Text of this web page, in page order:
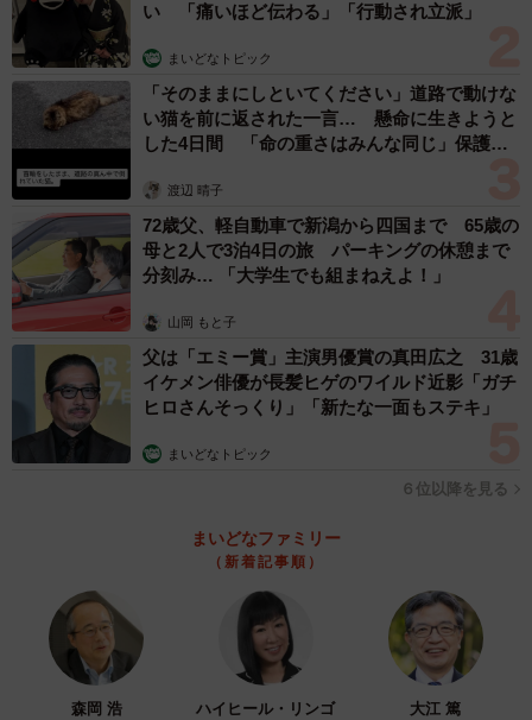
い 「痛いほど伝わる」「行動され立派」
まいどなトピック
「そのままにしといてください」道路で動けな
い猫を前に返された一言… 懸命に生きようと
した4日間 「命の重さはみんな同じ」保護団
渡辺 晴子
72歳父、軽自動車で新潟から四国まで 65歳の
母と2人で3泊4日の旅 パーキングの休憩まで
分刻み… 「大学生でも組まねえよ！」
山岡 もと子
父は「エミー賞」主演男優賞の真田広之 31歳
イケメン俳優が長髪ヒゲのワイルド近影「ガチ
ヒロさんそっくり」「新たな一面もステキ」
まいどなトピック
６位以降を見る
まいどなファミリー
（新着記事順）
森岡 浩 ハイヒール・リンゴ 大江 篤